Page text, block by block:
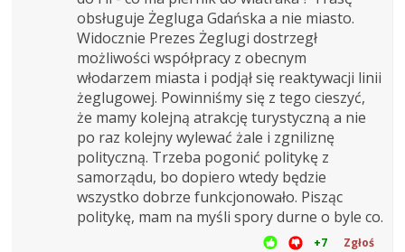
obsługuje Żegluga Gdańska a nie miasto.
Widocznie Prezes Żeglugi dostrzegł
możliwości współpracy z obecnym
włodarzem miasta i podjął się reaktywacji linii
żeglugowej. Powinniśmy się z tego cieszyć,
że mamy kolejną atrakcję turystyczną a nie
po raz kolejny wylewać żale i zgniliznę
polityczną. Trzeba pogonić politykę z
samorządu, bo dopiero wtedy będzie
wszystko dobrze funkcjonowało. Pisząc
politykę, mam na myśli spory durne o byle co.
+7 Zgłoś